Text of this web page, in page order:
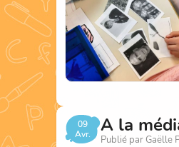
09
Avr.
A la
Publié par Gaëlle